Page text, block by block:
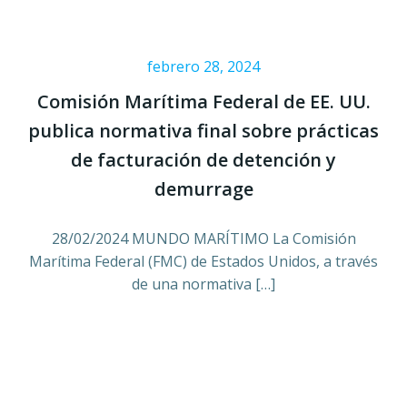
febrero 28, 2024
Comisión Marítima Federal de EE. UU.
publica normativa final sobre prácticas
de facturación de detención y
demurrage
28/02/2024 MUNDO MARÍTIMO La Comisión
Marítima Federal (FMC) de Estados Unidos, a través
de una normativa […]